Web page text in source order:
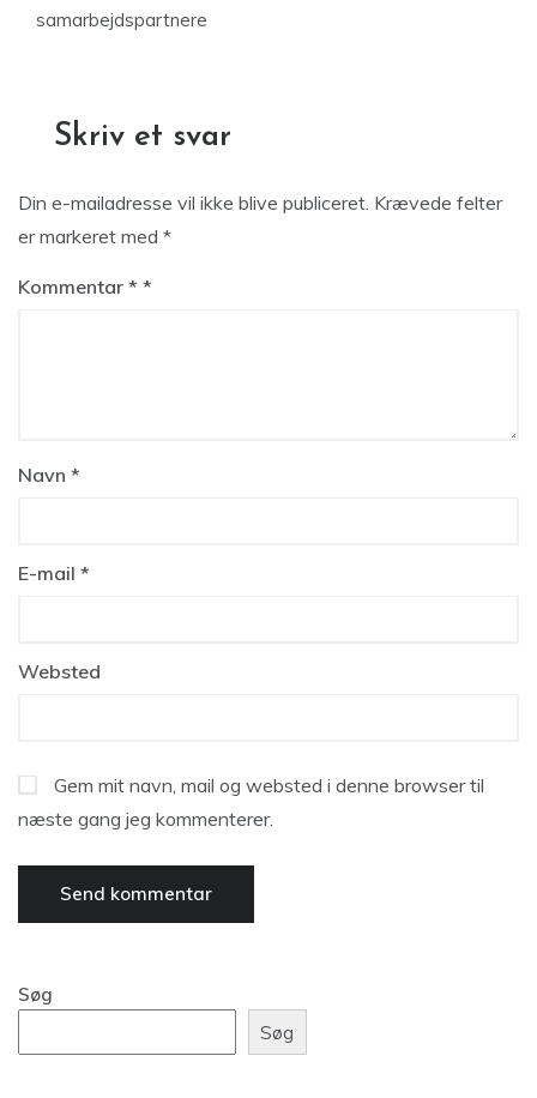
samarbejdspartnere
Skriv et svar
Din e-mailadresse vil ikke blive publiceret. Krævede felter
er markeret med *
Kommentar *
Navn *
E-mail *
Websted
Gem mit navn, mail og websted i denne browser til
næste gang jeg kommenterer.
Søg
Søg